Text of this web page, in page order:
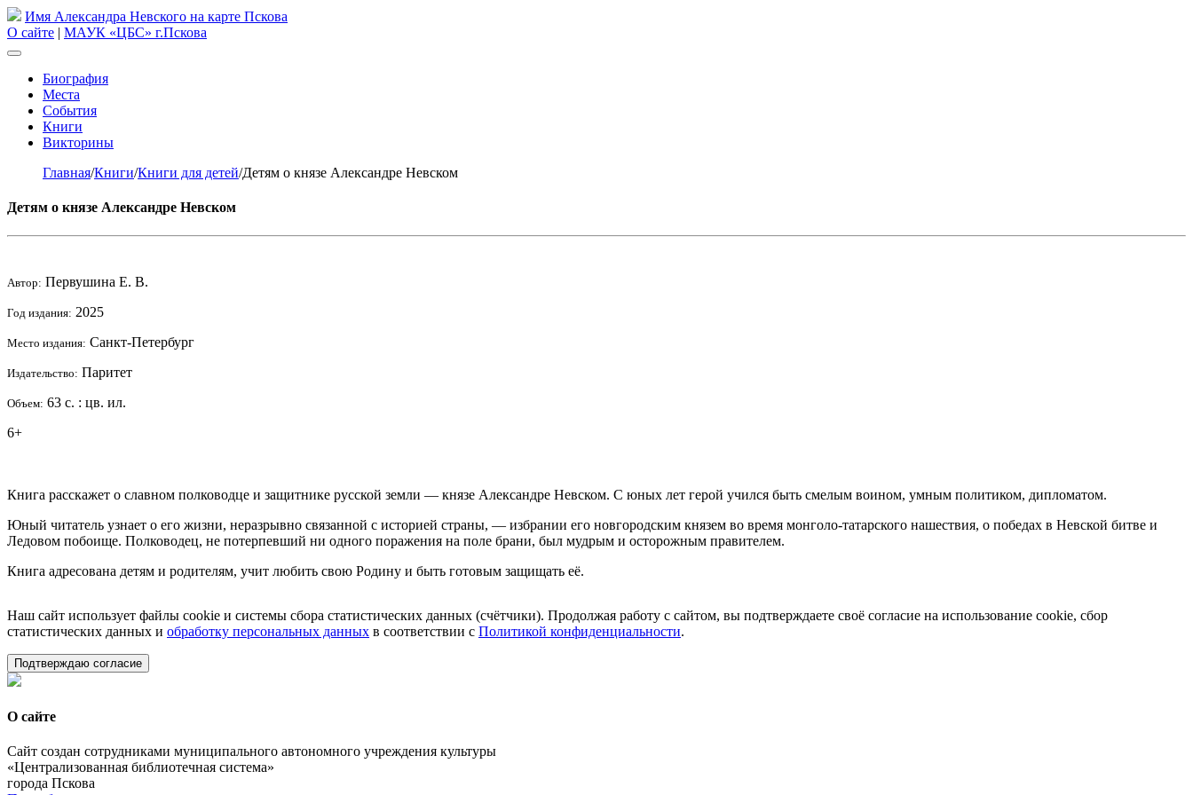
Имя Александра Невского на карте Пскова
О сайте | МАУК «ЦБС» г.Пскова
Биография
Места
События
Книги
Викторины
Главная/Книги/Книги для детей/Детям о князе Александре Невском
Детям о князе Александре Невском
Автор: Первушина Е. В.
Год издания: 2025
Место издания: Санкт-Петербург
Издательство: Паритет
Объем: 63 с. : цв. ил.
6+
Книга расскажет о славном полководце и защитнике русской земли — князе Александре Невском. С юных лет герой учился быть смелым воином, умным политиком, дипломатом.
Юный читатель узнает о его жизни, неразрывно связанной с историей страны, — избрании его новгородским князем во время монголо-татарского нашествия, о победах в Невской битве и
Ледовом побоище. Полководец, не потерпевший ни одного поражения на поле брани, был мудрым и осторожным правителем.
Книга адресована детям и родителям, учит любить свою Родину и быть готовым защищать её.
Наш сайт использует файлы cookie и системы сбора статистических данных (счётчики). Продолжая работу с сайтом, вы подтверждаете своё согласие на использование cookie, сбор
статистических данных и обработку персональных данных в соответствии с Политикой конфиденциальности.
Подтверждаю согласие
О сайте
Сайт создан сотрудниками муниципального автономного учреждения культуры
«Централизованная библиотечная система»
города Пскова